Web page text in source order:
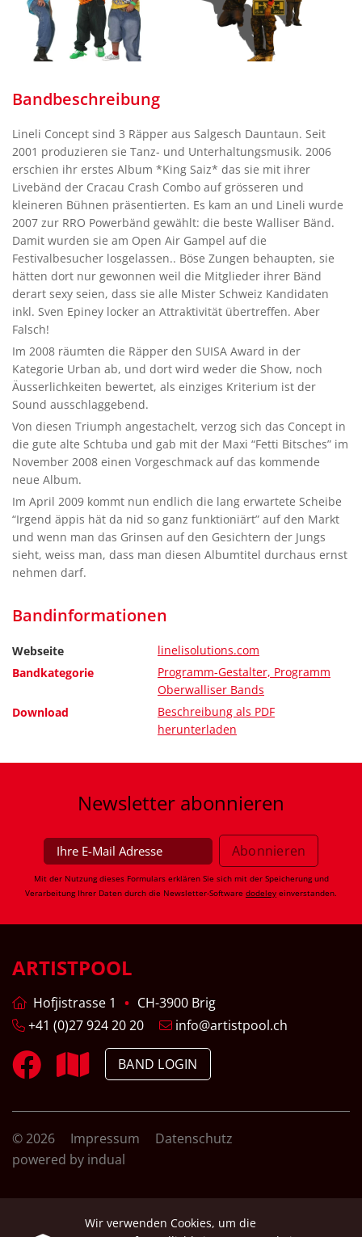
Bandbeschreibung
Lineli Concept sind 3 Räpper aus Salgesch Dauntaun. Seit
2001 produzieren sie Tanz- und Unterhaltungsmusik. 2006
erschien ihr erstes Album *King Saiz* das sie mit ihrer
Livebänd der Cracau Crash Combo auf grösseren und
kleineren Bühnen präsentierten. Es kam an und Lineli wurde
2007 zur RRO Powerbänd gewählt: die beste Walliser Bänd.
Damit wurden sie am Open Air Gampel auf die
Festivalbesucher losgelassen.. Böse Zungen behaupten, sie
hätten dort nur gewonnen weil die Mitglieder ihrer Bänd
derart sexy seien, dass sie alle Mister Schweiz Kandidaten
inkl. Sven Epiney locker an Attraktivität übertreffen. Aber
Falsch!
Im 2008 räumten die Räpper den SUISA Award in der
Kategorie Urban ab, und dort wird weder die Show, noch
Äusserlichkeiten bewertet, als einziges Kriterium ist der
Sound ausschlaggebend.
Von diesen Triumph angestachelt, verzog sich das Concept in
die gute alte Schtuba und gab mit der Maxi “Fetti Bitsches” im
November 2008 einen Vorgeschmack auf das kommende
neue Album.
Im April 2009 kommt nun endlich die lang erwartete Scheibe
“Irgend äppis hät da nid so ganz funktioniärt” auf den Markt
und wenn man das Grinsen auf den Gesichtern der Jungs
sieht, weiss man, dass man diesen Albumtitel durchaus ernst
nehmen darf.
Bandinformationen
Webseite
linelisolutions.com
Bandkategorie
Programm-Gestalter, Programm
Oberwalliser Bands
Download
Beschreibung als PDF
herunterladen
Newsletter abonnieren
Mit der Nutzung dieses Formulars erklären Sie sich mit der Speicherung und
Verarbeitung Ihrer Daten durch die Newsletter-Software dodeley einverstanden.
ARTISTPOOL
Hofjistrasse 1
CH-3900 Brig
+41 (0)27 924 20 20
info@artistpool.ch
BAND LOGIN
© 2026 Impressum
Datenschutz
powered by indual
Wir verwenden Cookies, um die